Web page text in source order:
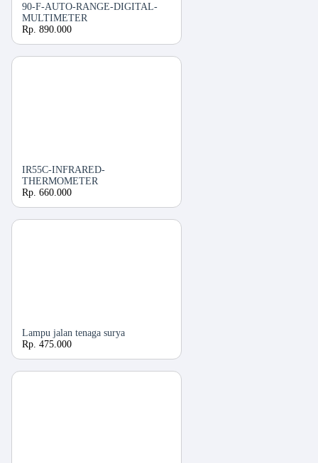
90-F-AUTO-RANGE-DIGITAL-
MULTIMETER
Rp. 890.000
IR55C-INFRARED-
THERMOMETER
Rp. 660.000
Lampu jalan tenaga surya
Rp. 475.000